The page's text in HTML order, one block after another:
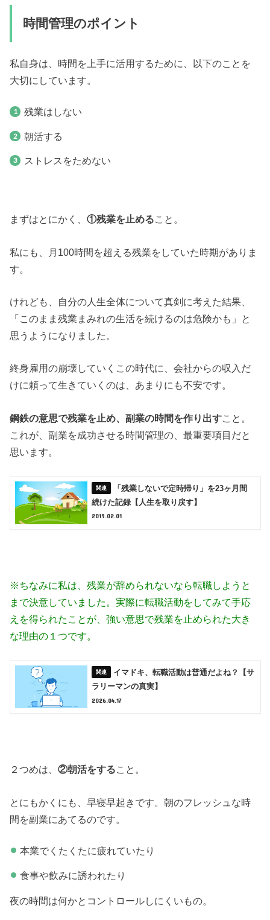
時間管理のポイント
私自身は、時間を上手に活用するために、以下のことを
大切にしています。
残業はしない
朝活する
ストレスをためない
まずはとにかく、①残業を止めること。
私にも、月100時間を超える残業をしていた時期がありま
す。
けれども、自分の人生全体について真剣に考えた結果、
「このまま残業まみれの生活を続けるのは危険かも」と
思うようになりました。
終身雇用の崩壊していくこの時代に、会社からの収入だ
けに頼って生きていくのは、あまりにも不安です。
鋼鉄の意思で残業を止め、副業の時間を作り出すこと。
これが、副業を成功させる時間管理の、最重要項目だと
思います。
「残業しないで定時帰り」を23ヶ月間
続けた記録【人生を取り戻す】
2019.02.01
※ちなみに私は、残業が辞められないなら転職しようと
まで決意していました。実際に転職活動をしてみて手応
えを得られたことが、強い意思で残業を止められた大き
な理由の１つです。
イマドキ、転職活動は普通だよね？【サ
ラリーマンの真実】
2026.04.17
２つめは、②朝活をすること。
とにもかくにも、早寝早起きです。朝のフレッシュな時
間を副業にあてるのです。
本業でくたくたに疲れていたり
食事や飲みに誘われたり
夜の時間は何かとコントロールしにくいもの。